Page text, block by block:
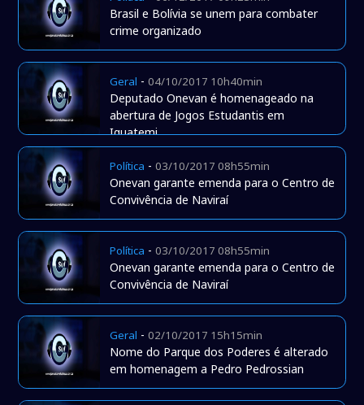
Brasil e Bolívia se unem para combater
crime organizado
Geral -04/10/2017 10h40min
Deputado Onevan é homenageado na
abertura de Jogos Estudantis em
Iguatemi
Política -03/10/2017 08h55min
Onevan garante emenda para o Centro de
Convivência de Naviraí
Política -03/10/2017 08h55min
Onevan garante emenda para o Centro de
Convivência de Naviraí
Geral -02/10/2017 15h15min
Nome do Parque dos Poderes é alterado
em homenagem a Pedro Pedrossian